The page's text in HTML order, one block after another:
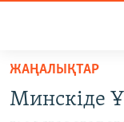
Skip
main
ЖАҢАЛЫҚТАР
Минскіде